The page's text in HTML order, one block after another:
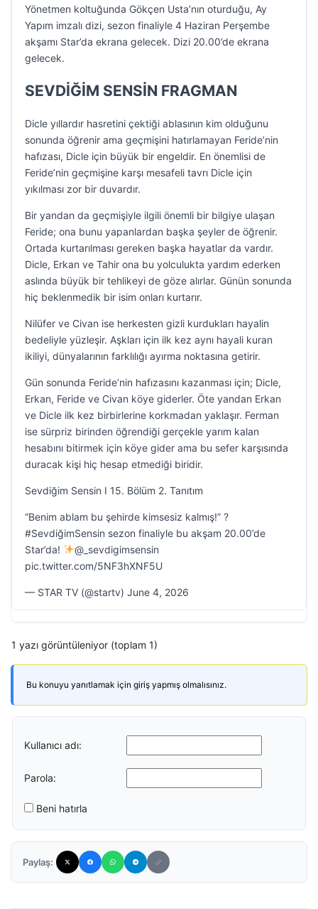
Yönetmen koltuğunda Gökçen Usta’nın oturduğu, Ay
Yapım imzalı dizi, sezon finaliyle 4 Haziran Perşembe
akşamı Star’da ekrana gelecek. Dizi 20.00’de ekrana
gelecek.
SEVDİĞİM SENSİN FRAGMAN
Dicle yıllardır hasretini çektiği ablasının kim olduğunu
sonunda öğrenir ama geçmişini hatırlamayan Feride’nin
hafızası, Dicle için büyük bir engeldir. En önemlisi de
Feride’nin geçmişine karşı mesafeli tavrı Dicle için
yıkılması zor bir duvardır.
Bir yandan da geçmişiyle ilgili önemli bir bilgiye ulaşan
Feride; ona bunu yapanlardan başka şeyler de öğrenir.
Ortada kurtarılması gereken başka hayatlar da vardır.
Dicle, Erkan ve Tahir ona bu yolculukta yardım ederken
aslında büyük bir tehlikeyi de göze alırlar. Günün sonunda
hiç beklenmedik bir isim onları kurtarır.
Nilüfer ve Civan ise herkesten gizli kurdukları hayalin
bedeliyle yüzleşir. Aşkları için ilk kez aynı hayali kuran
ikiliyi, dünyalarının farklılığı ayırma noktasına getirir.
Gün sonunda Feride’nin hafızasını kazanması için; Dicle,
Erkan, Feride ve Civan köye giderler. Öte yandan Erkan
ve Dicle ilk kez birbirlerine korkmadan yaklaşır. Ferman
ise sürpriz birinden öğrendiği gerçekle yarım kalan
hesabını bitirmek için köye gider ama bu sefer karşısında
duracak kişi hiç hesap etmediği biridir.
Sevdiğim Sensin I 15. Bölüm 2. Tanıtım
“Benim ablam bu şehirde kimsesiz kalmış!” ?
#SevdiğimSensin sezon finaliyle bu akşam 20.00’de
Star’da!
@_sevdigimsensin
pic.twitter.com/5NF3hXNF5U
— STAR TV (@startv) June 4, 2026
1 yazı görüntüleniyor (toplam 1)
Bu konuyu yanıtlamak için giriş yapmış olmalısınız.
Kullanıcı adı:
Parola:
Beni hatırla
Paylaş: